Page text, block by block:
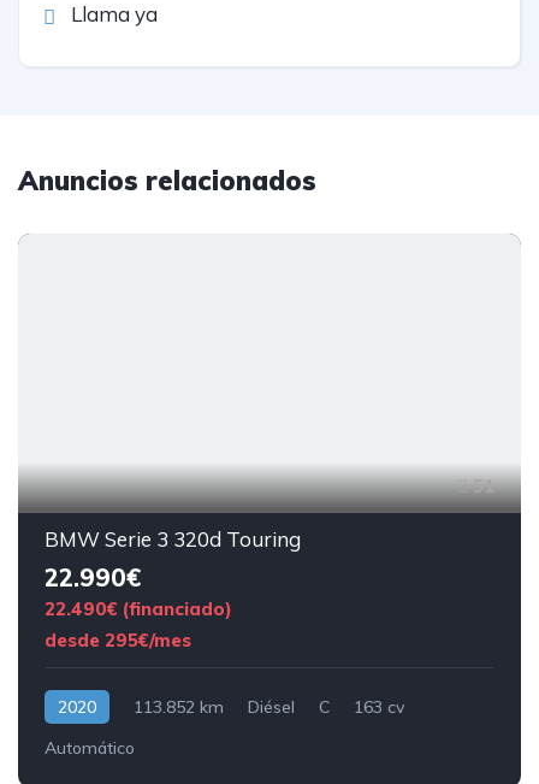
Llama ya
Anuncios relacionados
51
BMW Serie 3 320d Touring
22.990€
22.490€ (financiado)
desde 295€/mes
2020 113.852 km Diésel C
163 cv
Automático